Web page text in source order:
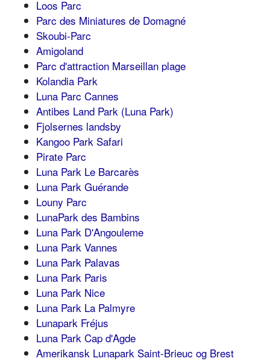
Loos Parc
Parc des Miniatures de Domagné
Skoubi-Parc
Amigoland
Parc d'attraction Marseillan plage
Kolandia Park
Luna Parc Cannes
Antibes Land Park (Luna Park)
Fjolsernes landsby
Kangoo Park Safari
Pirate Parc
Luna Park Le Barcarès
Luna Park Guérande
Louny Parc
LunaPark des Bambins
Luna Park D'Angouleme
Luna Park Vannes
Luna Park Palavas
Luna Park Paris
Luna Park Nice
Luna Park La Palmyre
Lunapark Fréjus
Luna Park Cap d'Agde
Amerikansk Lunapark Saint-Brieuc og Brest